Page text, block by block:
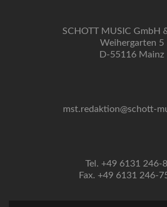
SCHOTT MUSIC GmbH
Weihergarten 5
D-55116 Mainz
mst.redaktion@schott-
Tel. +49 6131 246-
Fax. +49 6131 246-